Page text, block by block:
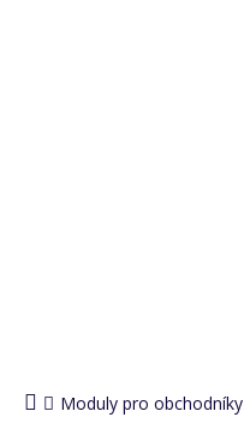
Moduly pro obchodníky